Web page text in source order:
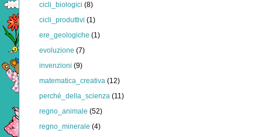
cicli_biologici (8)
cicli_produttivi (1)
ere_geologiche (1)
evoluzione (7)
invenzioni (9)
matematica_creativa (12)
perché_della_scienza (11)
regno_animale (52)
regno_minerale (4)